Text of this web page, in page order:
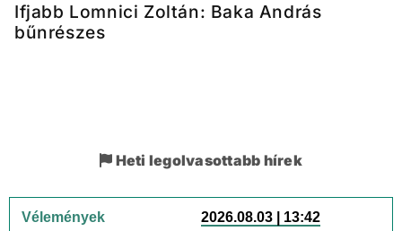
Ifjabb Lomnici Zoltán: Baka András
bűnrészes
Heti legolvasottabb hírek
Vélemények 2026.08.03 | 13:42